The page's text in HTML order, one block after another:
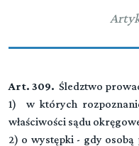
Art. 309. Śledztwo
1) w których
właściwości sądu
2) o występki - gdy